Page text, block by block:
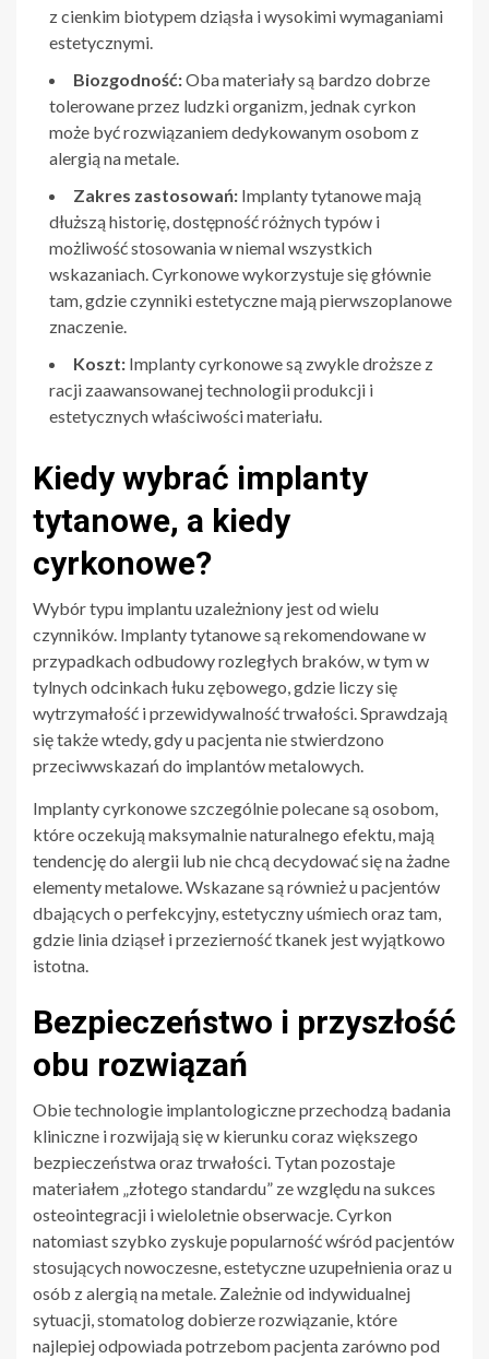
z cienkim biotypem dziąsła i wysokimi wymaganiami
estetycznymi.
Biozgodność:Oba materiały są bardzo dobrze
tolerowane przez ludzki organizm, jednak cyrkon
może być rozwiązaniem dedykowanym osobom z
alergią na metale.
Zakres zastosowań: Implanty tytanowe mają
dłuższą historię, dostępność różnych typów i
możliwość stosowania w niemal wszystkich
wskazaniach. Cyrkonowe wykorzystuje się głównie
tam, gdzie czynniki estetyczne mają pierwszoplanowe
znaczenie.
Koszt: Implanty cyrkonowe są zwykle droższe z
racji zaawansowanej technologii produkcji i
estetycznych właściwości materiału.
Kiedy wybrać implanty
tytanowe, a kiedy
cyrkonowe?
Wybór typu implantu uzależniony jest od wielu
czynników. Implanty tytanowe są rekomendowane w
przypadkach odbudowy rozległych braków, w tym w
tylnych odcinkach łuku zębowego, gdzie liczy się
wytrzymałość i przewidywalność trwałości. Sprawdzają
się także wtedy, gdy u pacjenta nie stwierdzono
przeciwwskazań do implantów metalowych.
Implanty cyrkonowe szczególnie polecane są osobom,
które oczekują maksymalnie naturalnego efektu, mają
tendencję do alergii lub nie chcą decydować się na żadne
elementy metalowe. Wskazane są również u pacjentów
dbających o perfekcyjny, estetyczny uśmiech oraz tam,
gdzie linia dziąseł i przezierność tkanek jest wyjątkowo
istotna.
Bezpieczeństwo i przyszłość
obu rozwiązań
Obie technologie implantologiczne przechodzą badania
kliniczne i rozwijają się w kierunku coraz większego
bezpieczeństwa oraz trwałości. Tytan pozostaje
materiałem „złotego standardu” ze względu na sukces
osteointegracji i wieloletnie obserwacje. Cyrkon
natomiast szybko zyskuje popularność wśród pacjentów
stosujących nowoczesne, estetyczne uzupełnienia oraz u
osób z alergią na metale. Zależnie od indywidualnej
sytuacji, stomatolog dobierze rozwiązanie, które
najlepiej odpowiada potrzebom pacjenta zarówno pod